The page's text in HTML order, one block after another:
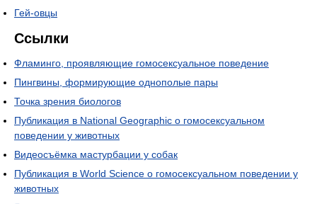
Гей-овцы
Ссылки
Фламинго, проявляющие гомосексуальное поведение
Пингвины, формирующие однополые пары
Точка зрения биологов
Публикация в National Geographic о гомосексуальном
поведении у животных
Видеосъёмка мастурбации у собак
Публикация в World Science о гомосексуальном поведении у
животных